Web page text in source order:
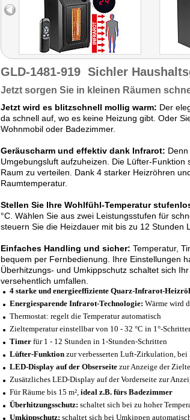
GLD-1481-919 Sichler
Jetzt sorgen Sie in kleinen Räumen
Jetzt wird es blitzschnell mollig warm: Der
da schnell auf, wo es keine Heizung gibt. Oder
Wohnmobil oder Badezimmer.
Geräuscharm und effektiv dank Infrarot:
Umgebungsluft aufzuheizen. Die Lüfter-
Raum zu verteilen. Dank 4 starker Heizröhren
Raumtemperatur.
Stellen Sie Ihre Wohlfühl-Temperatur
°C. Wählen Sie aus zwei Leistungsstufen für
steuern Sie die Heizdauer mit bis zu 12 Stunden
Einfaches Handling und sicher: Temperatur,
bequem per Fernbedienung. Ihre Einstellungen
Überhitzungs- und Umkippschutz schaltet sich
versehentlich umfallen.
4 starke und energieeffiziente Quarz-Infrarot-
Energiesparende Infrarot-Technologie: Wärme wird
Thermostat: regelt die Temperatur automatisch
Zieltemperatur einstellbar von 10 - 32 °C in 1°-
Timer für 1 - 12 Stunden in 1-Stunden-Schritten
Lüfter-Funktion zur verbesserten Luft-Zirkulation, bei
LED-Display auf der Obserseite zur Anzeige der
Zusätzliches LED-Display auf der Vorderseite zur
Für Räume bis 15 m², ideal z.B. fürs Badezimmer
Überhitzungsschutz: schaltet sich bei zu hoher
Umkippschutz: schaltet sich bei Umkippen